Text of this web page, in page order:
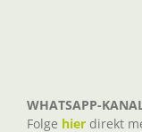
WHATSAPP-
Folge hier direkt